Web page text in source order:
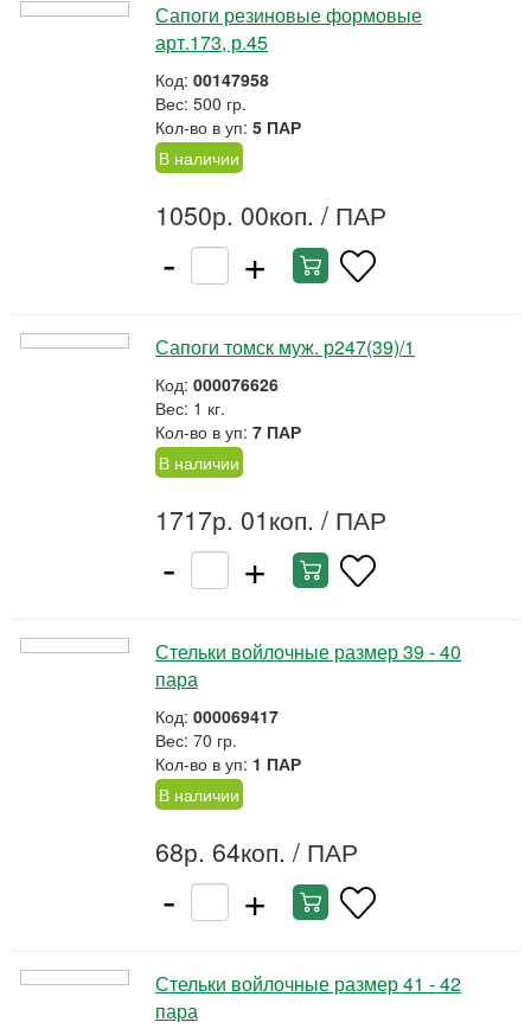
Сапоги резиновые формовые
арт.173, р.45
Код: 00147958
Вес: 500 гр.
Кол-во в уп: 5 ПАР
В наличии
1050р. 00коп. / ПАР
- +
Сапоги томск муж. р247(39)/1
Код: 000076626
Вес: 1 кг.
Кол-во в уп: 7 ПАР
В наличии
1717р. 01коп. / ПАР
- +
Стельки войлочные размер 39 - 40
пара
Код: 000069417
Вес: 70 гр.
Кол-во в уп: 1 ПАР
В наличии
68р. 64коп. / ПАР
- +
Стельки войлочные размер 41 - 42
пара